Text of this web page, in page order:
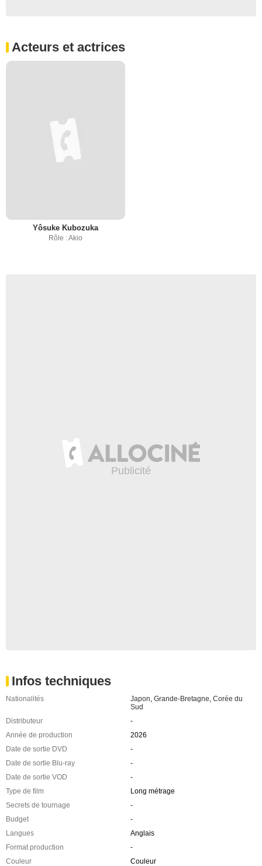
Acteurs et actrices
Yôsuke Kubozuka
Rôle : Akio
Infos techniques
Nationalités Japon, Grande-Bretagne, Corée du
Sud
Distributeur
-
Année de production
2026
Date de sortie DVD
-
Date de sortie Blu-ray
-
Date de sortie VOD
-
Type de film
Long métrage
Secrets de tournage
-
Budget
-
Langues
Anglais
Format production
-
Couleur
Couleur